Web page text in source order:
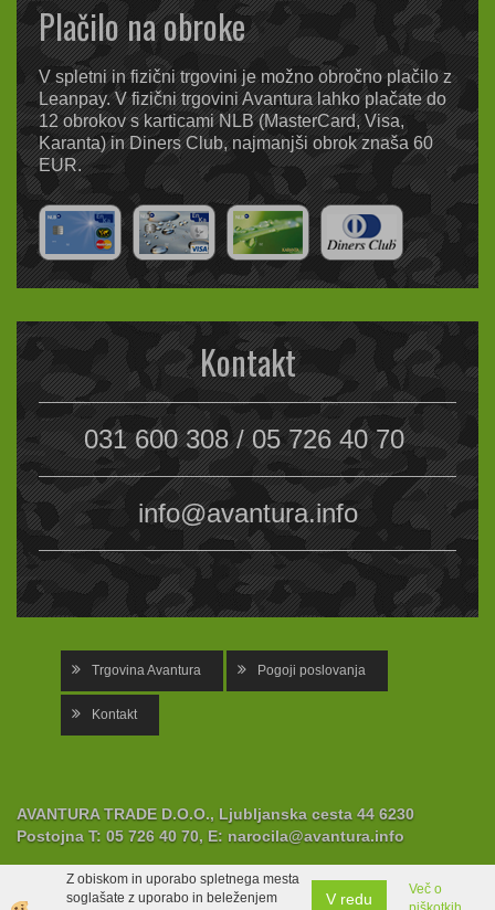
Plačilo na obroke
V spletni in fizični trgovini je možno obročno plačilo z
Leanpay. V fizični trgovini Avantura lahko plačate do
12 obrokov s karticami NLB (MasterCard, Visa,
Karanta) in Diners Club, najmanjši obrok znaša 60
EUR.
Kontakt
031 600 308 / 05 726 40 70
info@avantura.info
Trgovina Avantura Pogoji poslovanja
Kontakt
AVANTURA TRADE D.O.O., Ljubljanska cesta 44 6230
Postojna T: 05 726 40 70, E: narocila@avantura.info
Z obiskom in uporabo spletnega mesta
soglašate z uporabo in beleženjem
V redu
Več o